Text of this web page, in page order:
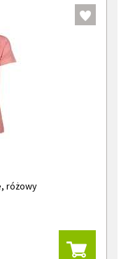
różowy